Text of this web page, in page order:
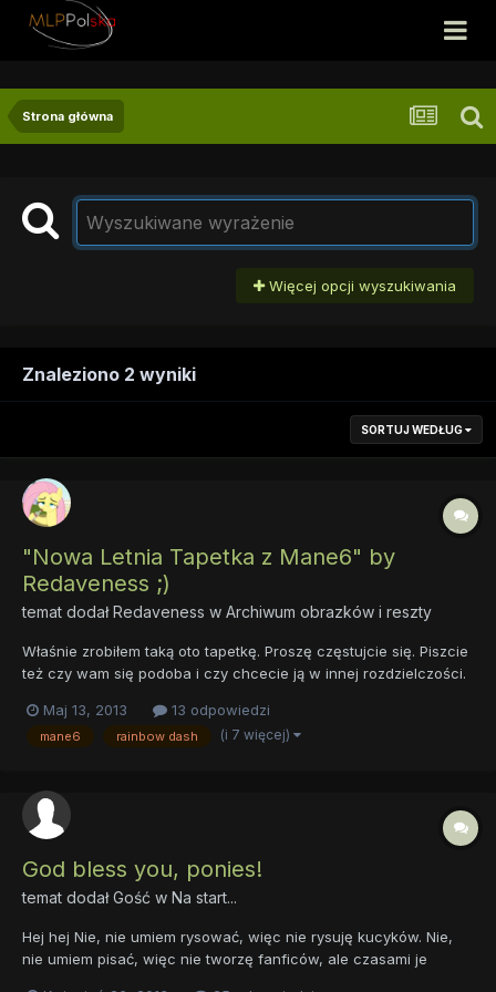
Strona główna
Więcej opcji wyszukiwania
Znaleziono 2 wyniki
SORTUJ WEDŁUG
"Nowa Letnia Tapetka z Mane6" by
Redaveness ;)
temat dodałRedaveness w Archiwum obrazków i reszty
Właśnie zrobiłem taką oto tapetkę. Proszę częstujcie się. Piszcie
też czy wam się podoba i czy chcecie ją w innej rozdzielczości.
Maj 13, 2013 13 odpowiedzi
mane6 rainbow dash (i 7 więcej)
God bless you, ponies!
temat dodał Gość w Na start...
Hej hej Nie, nie umiem rysować, więc nie rysuję kucyków. Nie,
nie umiem pisać, więc nie tworzę fanficów, ale czasami je